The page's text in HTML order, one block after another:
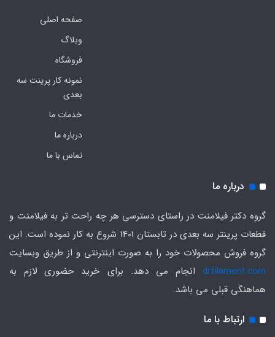
صفحه اصلی
وبلاگ
فروشگاه
نمونه کار پرینت سه
بعدی
خدمات ما
درباره ما
تماس با ما
درباره ما
گروه دکتر فیلامنت در راستای دسترسی هر چه راحت تر به فیلامنت و
قطعات پرینتر سه بعدی در تابستان 1401 شروع به کار نموده است. این
گروه فروش محصولات خود را به صورت اینترنتی و از طریق وبسایت
drfilament.com انجام می دهد. برای خرید حضوری لازم به
هماهنگی قبلی می باشد.
ارتباط با ما